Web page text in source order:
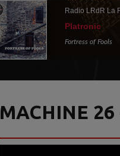
Radio LRdR La
Platronic
Fortress of Fools
MACHINE